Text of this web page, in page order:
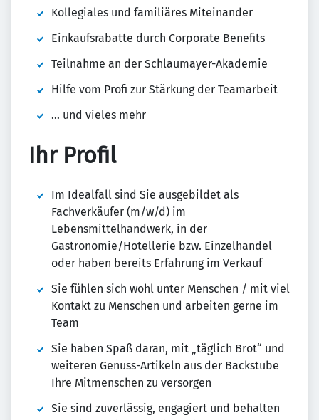
Kollegiales und familiäres Miteinander
Einkaufsrabatte durch Corporate Benefits
Teilnahme an der Schlaumayer-Akademie
Hilfe vom Profi zur Stärkung der Teamarbeit
… und vieles mehr
Ihr Profil
Im Idealfall sind Sie ausgebildet als
Fachverkäufer (m/w/d) im
Lebensmittelhandwerk, in der
Gastronomie/Hotellerie bzw. Einzelhandel
oder haben bereits Erfahrung im Verkauf
Sie fühlen sich wohl unter Menschen / mit viel
Kontakt zu Menschen und arbeiten gerne im
Team
Sie haben Spaß daran, mit „täglich Brot“ und
weiteren Genuss-Artikeln aus der Backstube
Ihre Mitmenschen zu versorgen
Sie sind zuverlässig, engagiert und behalten